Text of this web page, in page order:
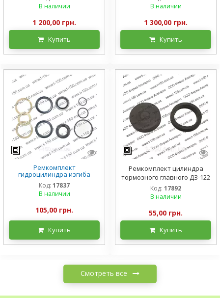
В наличии
1 200,00 грн.
Купить
В наличии
1 300,00 грн.
Купить
Ремкомплект
гидроцилиндра изгиба
стрелы ПЭ-0.8Б
Код: 17837
В наличии
105,00 грн.
Купить
Ремкомплект цилиндра
тормозного главного ДЗ-122
Код: 17892
В наличии
55,00 грн.
Купить
Смотреть все